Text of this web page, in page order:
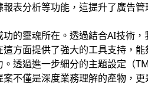
表分析等功能，這提升了廣告
的靈魂所在。透過結合AI技術
這方面提供了強大的工具支持，
透過進一步細分的主題設定（
不僅是深度業務理解的產物，